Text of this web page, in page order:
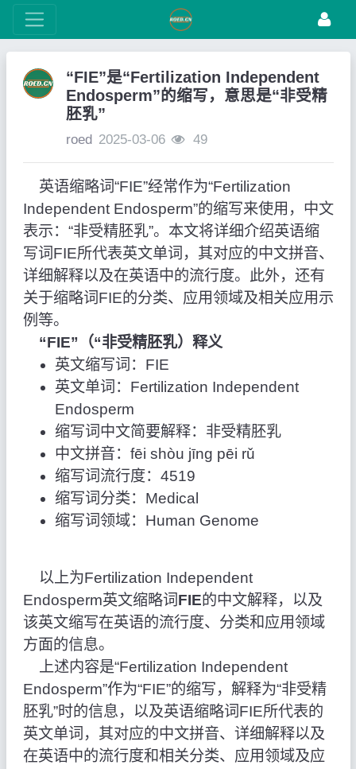
“FIE”是“Fertilization Independent
Endosperm”的缩写，意思是“非受精
胚乳”
roed 2025-03-06 49
英语缩略词“FIE”经常作为“Fertilization
Independent Endosperm”的缩写来使用，中文
表示：“非受精胚乳”。本文将详细介绍英语缩
写词FIE所代表英文单词，其对应的中文拼音、
详细解释以及在英语中的流行度。此外，还有
关于缩略词FIE的分类、应用领域及相关应用示
例等。
“FIE”（“非受精胚乳）释义
英文缩写词：FIE
英文单词：Fertilization Independent
Endosperm
缩写词中文简要解释：非受精胚乳
中文拼音：fēi shòu jīng pēi rǔ
缩写词流行度：4519
缩写词分类：Medical
缩写词领域：Human Genome
以上为Fertilization Independent
Endosperm英文缩略词 FIE的中文解释，以及
该英文缩写在英语的流行度、分类和应用领域
方面的信息。
上述内容是“Fertilization Independent
Endosperm”作为“FIE”的缩写，解释为“非受精
胚乳”时的信息，以及英语缩略词FIE所代表的
英文单词，其对应的中文拼音、详细解释以及
在英语中的流行度和相关分类、应用领域及应